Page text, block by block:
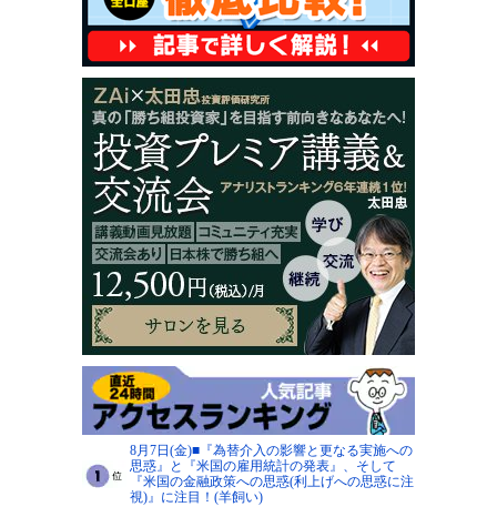
8月7日(金)■『為替介入の影響と更なる実施への
思惑』と『米国の雇用統計の発表』、そして
『米国の金融政策への思惑(利上げへの思惑に注
視)』に注目！(羊飼い)